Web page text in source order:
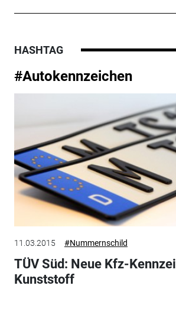
HASHTAG
#Autokennzeichen
11.03.2015 #Nummernschild
TÜV Süd: Neue Kfz-
Kunststoff